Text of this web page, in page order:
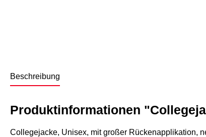
Beschreibung
Produktinformationen
Collegejacke, Unisex, mit großer Rückenapplikation,